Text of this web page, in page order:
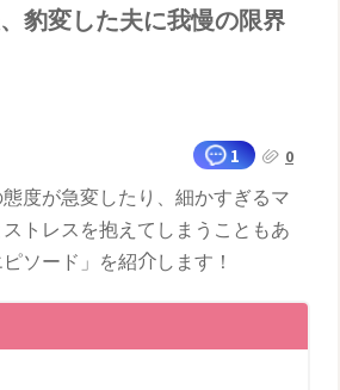
豹変した夫に我慢の限界
1 0
度が急変したり、細かすぎるマ
トレスを抱えてしまうこともあ
ソード」を紹介します！